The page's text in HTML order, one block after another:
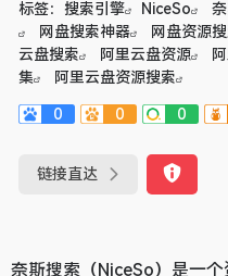
标签： 搜索引擎 NiceSo
网盘搜索神器
网盘资源
云盘搜索
阿里云盘资源
集
阿里云盘资源搜索
0 0 0
链接直达
奈斯搜索（NiceSo）是一